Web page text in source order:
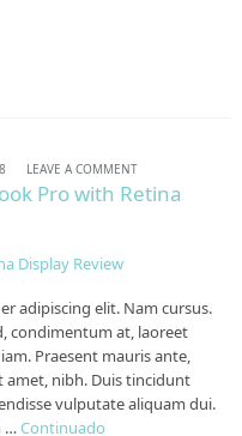
LEAVE A COMMENT
Pro with Retina
adipiscing elit. Nam cursus.
condimentum at, laoreet
Praesent mauris ante,
amet, nibh. Duis tincidunt
vulputate aliquam dui.
…Continuado